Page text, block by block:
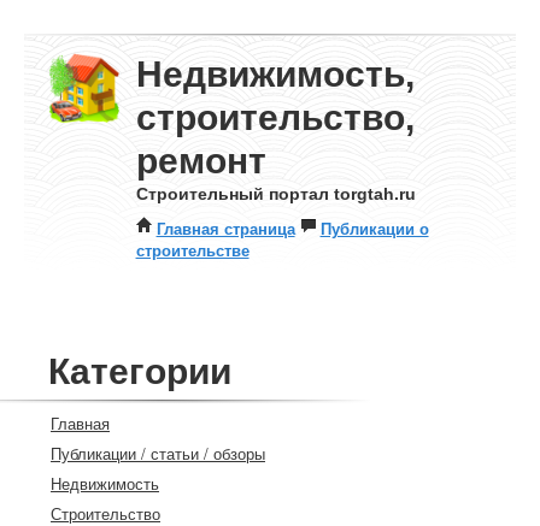
Недвижимость,
строительство,
ремонт
Строительный портал torgtah.ru
Главная страница
Публикации о
строительстве
Категории
Главная
Публикации / статьи / обзоры
Недвижимость
Строительство